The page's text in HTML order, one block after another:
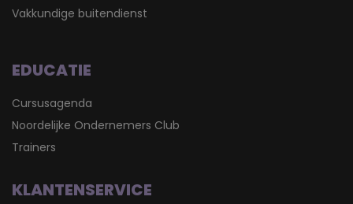
Vakkundige buitendienst
EDUCATIE
Cursusagenda
Noordelijke Ondernemers Club
Trainers
KLANTENSERVICE